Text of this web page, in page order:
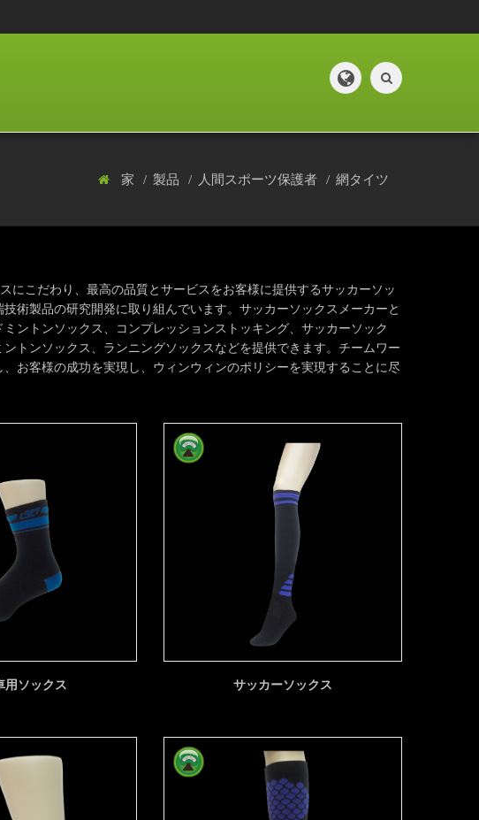
家 製品 人間スポーツ保護者 網タイツ
にこだわり、最高の品質とサービスをお客様に提供するサッカーソッ
術製品の研究開発に取り組んでいます。サッカーソックスメーカーと
ントンソックス、コンプレッションストッキング、サッカーソック
トンソックス、ランニングソックスなどを提供できます。チームワー
お客様の成功を実現し、ウィンウィンのポリシーを実現することに尽
用ソックス サッカーソックス